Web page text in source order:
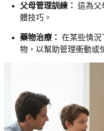
父母管理訓練： 這為父
體技巧。
藥物治療： 在某些情況
物，以幫助管理衝動或